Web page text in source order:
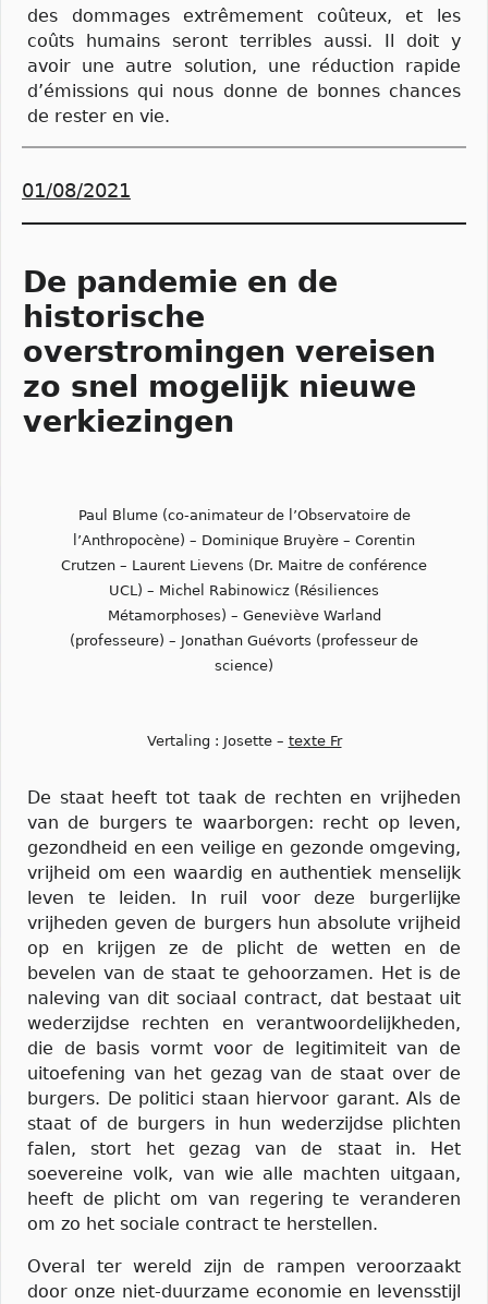
des dommages extrêmement coûteux, et les
coûts humains seront terribles aussi. Il doit y
avoir une autre solution, une réduction rapide
d’émissions qui nous donne de bonnes chances
de rester en vie.
01/08/2021
De pandemie en de
historische
overstromingen vereisen
zo snel mogelijk nieuwe
verkiezingen
Paul Blume (co-animateur de l’Observatoire de
l’Anthropocène) – Dominique Bruyère – Corentin
Crutzen – Laurent Lievens (Dr. Maitre de conférence
UCL) – Michel Rabinowicz (Résiliences
Métamorphoses) – Geneviève Warland
(professeure) – Jonathan Guévorts (professeur de
science)
Vertaling : Josette – texte Fr
De staat heeft tot taak de rechten en vrijheden
van de burgers te waarborgen: recht op leven,
gezondheid en een veilige en gezonde omgeving,
vrijheid om een waardig en authentiek menselijk
leven te leiden. In ruil voor deze burgerlijke
vrijheden geven de burgers hun absolute vrijheid
op en krijgen ze de plicht de wetten en de
bevelen van de staat te gehoorzamen. Het is de
naleving van dit sociaal contract, dat bestaat uit
wederzijdse rechten en verantwoordelijkheden,
die de basis vormt voor de legitimiteit van de
uitoefening van het gezag van de staat over de
burgers. De politici staan hiervoor garant. Als de
staat of de burgers in hun wederzijdse plichten
falen, stort het gezag van de staat in. Het
soevereine volk, van wie alle machten uitgaan,
heeft de plicht om van regering te veranderen
om zo het sociale contract te herstellen.
Overal ter wereld zijn de rampen veroorzaakt
door onze niet-duurzame economie en levensstijl